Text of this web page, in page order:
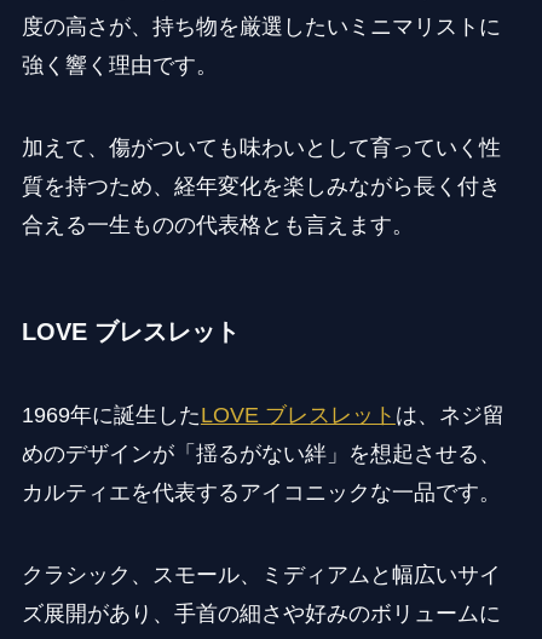
度の高さが、持ち物を厳選したいミニマリストに
強く響く理由です。
加えて、傷がついても味わいとして育っていく性
質を持つため、経年変化を楽しみながら長く付き
合える一生ものの代表格とも言えます。
LOVE ブレスレット
1969年に誕生したLOVE ブレスレット は、ネジ留
めのデザインが「揺るがない絆」を想起させる、
カルティエを代表するアイコニックな一品です。
クラシック、スモール、ミディアムと幅広いサイ
ズ展開があり、手首の細さや好みのボリュームに